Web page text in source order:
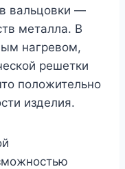
вальцовки —
металла. В
нагревом,
решетки
положительно
изделия.